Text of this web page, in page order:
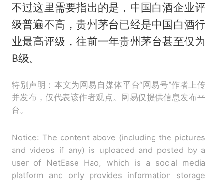
不过这里需要指出的是，中国白酒企业评
级普遍不高，贵州茅台已经是中国白酒行
业最高评级，往前一年贵州茅台甚至仅为
B级。
特别声明：本文为网易自媒体平台“网易号”作者上传
并发布，仅代表该作者观点。网易仅提供信息发布平
台。
Notice: The content above (including the pictures
and videos if any) is uploaded and posted by a
user of NetEase Hao, which is a social media
platform and only provides information storage